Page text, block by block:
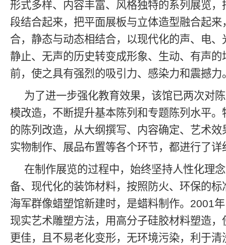
形式多样、内容丰富、风格独特的系列展览
段结合起来，把平面展板与立体造型融合起
合，静态与动态相结合，以现代化的声、电
静止、无声的历史转变成形象、生动、有声
前，使之具有强烈的吸引力、感染力和震撼力
为了进一步强化教育效果，该馆已两次对
模改造，不断提升基本陈列和专题陈列水平
的陈列改造，从大纲撰写、内容确定、艺术
实物制作、展品布置等各个环节，都进行了
在制作展览的过程中，始终坚持人性化理
备、现代化的装饰材料，按照防火、环保的
海军群像蜡塑馆新建时，是蜡料制作。2001
现实艺术雕塑方法，用高分子硅胶材料塑造
更佳，且不易老化变形，无环境污染，利于